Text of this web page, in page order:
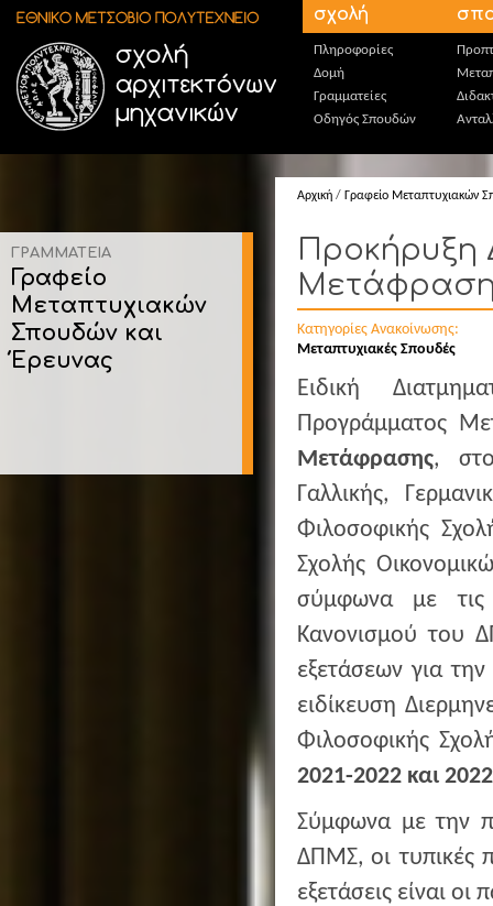
Παράκαμψη προς το κυρίως περιεχόμενο σχολή
Πληροφορίες
Δομή
Γραμματείες
Οδηγός Σπουδών
ΓΡΑΜΜΑΤΕΙΑ
Γραφείο
Μεταπτυχιακών
Σπουδών και
Έρευνας
Αρχική / Γραφείο Μεταπτυχιακών
Προκήρυξη
Κατηγορίες Ανακοίνωσης:
Μεταπτυχιακές Σπουδές
Ειδική
Προγράμματος
Μετάφρασης,
Γαλλικής,
Φιλοσοφικής
Σχολής
σύμφωνα με
Κανονισμού του
εξετάσεων για
ειδίκευση
Φιλοσοφικής
2021-2022 και
Σύμφωνα με την
ΔΠΜΣ, οι τυπικές
εξετάσεις είναι οι